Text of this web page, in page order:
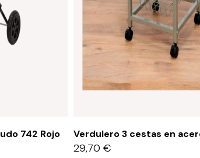
742 Rojo Verdulero 3 cestas en
29,70 €